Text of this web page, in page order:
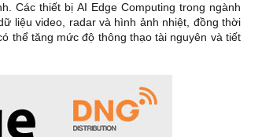
Các thiết bị AI Edge Computing trong ngành
liệu video, radar và hình ảnh nhiệt, đồng thời
thể tăng mức độ thông thạo tài nguyên và tiết